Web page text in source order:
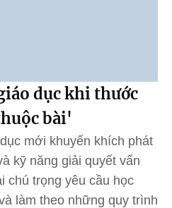
dục khi thước
bài'
mới khuyến khích phát
kỹ năng giải quyết vấn
chú trọng yêu cầu học
làm theo những quy trình